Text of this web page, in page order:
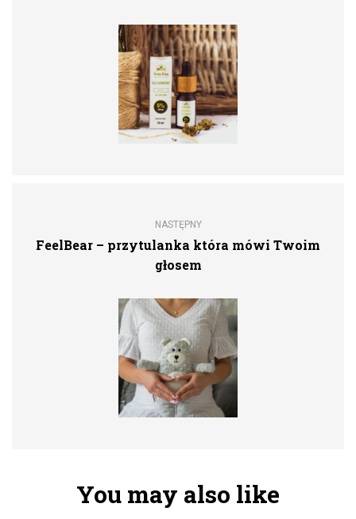
NASTĘPNY
FeelBear – przytulanka która mówi Twoim
głosem
You may also like